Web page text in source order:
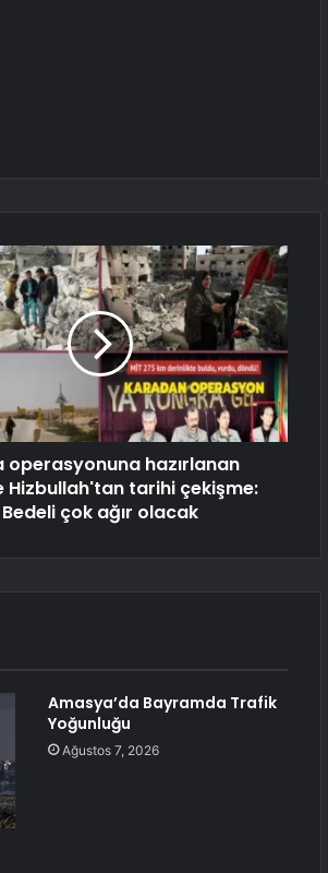
operasyonuna hazırlanan
Hizbullah'tan tarihi çekişme:
Bedeli çok ağır olacak
Amasya’da Bayramda Trafik
Yoğunluğu
Ağustos 7, 2026